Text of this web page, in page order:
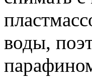
воды,